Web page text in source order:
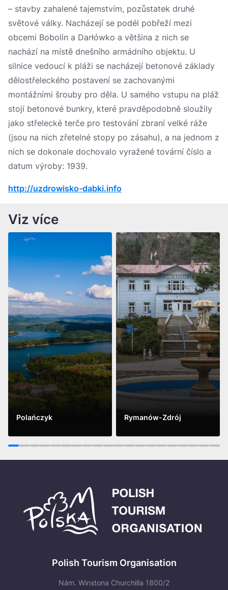
– stavby zahalené tajemstvím, pozůstatek druhé
světové války. Nacházejí se podél pobřeží mezi
obcemi Bobolin a Darłówko a většina z nich se
nachází na místě dnešního armádního objektu. U
silnice vedoucí k pláži se nacházejí betonové základy
dělostřeleckého postavení se zachovanými
montážními šrouby pro děla. U samého vstupu na pláž
stojí betonové bunkry, které pravděpodobně sloužily
jako střelecké terče pro testování zbraní velké ráže
(jsou na nich zřetelné stopy po zásahu), a na jednom z
nich se dokonale dochovalo vyražené tovární číslo a
datum výroby: 1939.
http://uzdrowisko-dabki.info
Viz více
Polańczyk
Vidět víc
Rymanów-Zdrój
Vidět víc
1 2 3 4 5 6 7 8 9 10 11 1213141516 17 181920
Polish Tourism Organisation
Nám. Winstona Churchilla 1800/2